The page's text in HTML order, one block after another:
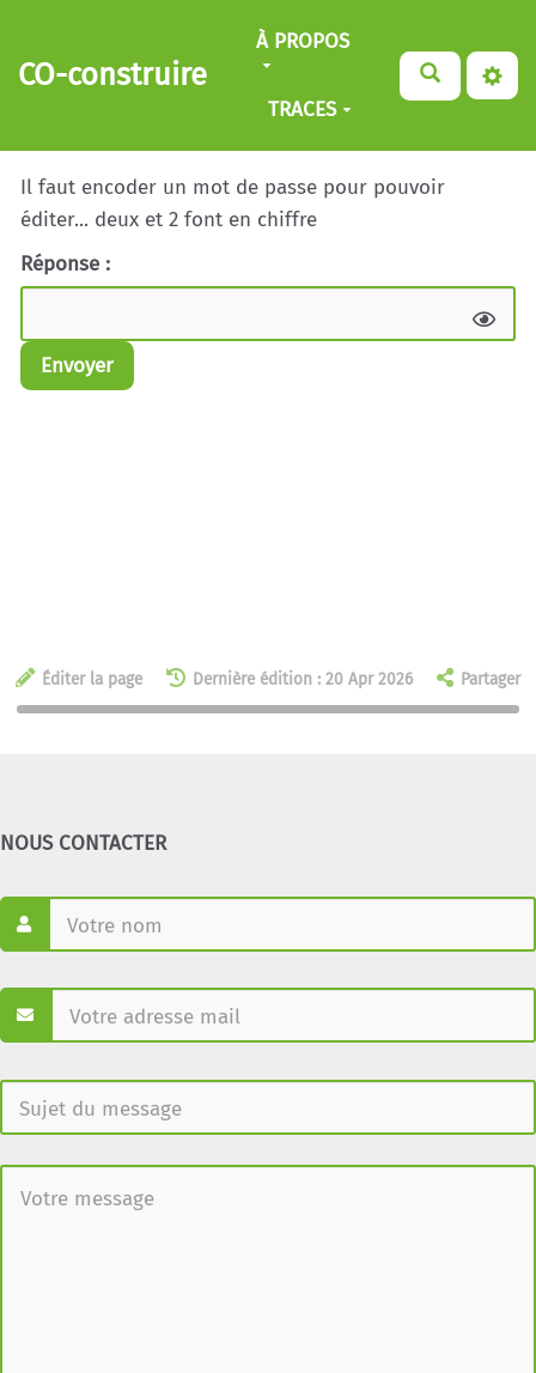
Aller au contenu principal
CO-construire
À PROPOS
TRACES
Il faut encoder un mot de passe pour pouvoir
éditer... deux et 2 font en chiffre
Réponse :
Envoyer
Éditer la page Dernière édition : 20 Apr 2026 Partager
NOUS CONTACTER